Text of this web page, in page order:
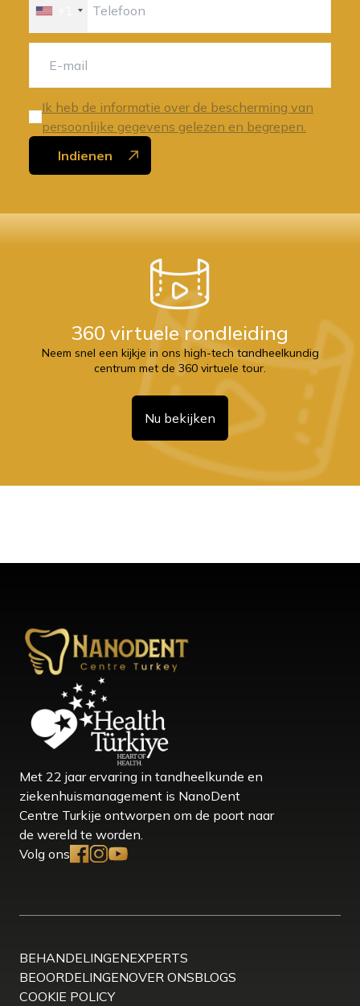
Ik heb de informatie over de bescherming van
persoonlijke gegevens gelezen en begrepen.
Indienen
360 virtuele rondleiding
Neem snel een kijkje in ons high-tech tandheelkundig
centrum met de 360 virtuele tour.
Nu bekijken
Met 22 jaar ervaring in tandheelkunde en
ziekenhuismanagement is NanoDent
Centre Turkije ontworpen om de poort naar
de wereld te worden.
Volg ons
BEHANDELINGENEXPERTS
BEOORDELINGENOVER ONSBLOGS
COOKIE POLICY